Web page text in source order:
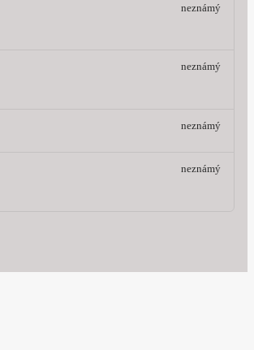
neznámý
neznámý
neznámý
neznámý